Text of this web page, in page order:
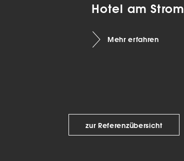
Hotel am Strom
Mehr erfahren
zur Referenzübersicht
verstehen, wie unsere Besucher unsere Website nutzen.